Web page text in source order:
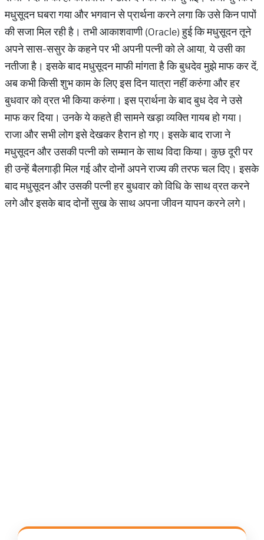
मधुसूदन घबरा गया और भगवान से प्रार्थना करने लगा कि उसे किन पापों
की सजा मिल रही है। तभी आकाशवाणी (Oracle) हुई कि मधुसूदन तूने
अपने सास-ससुर के कहने पर भी अपनी पत्नी को ले आया, ये उसी का
नतीजा है। इसके बाद मधुसूदन माफी मांगता है कि बुधदेव मुझे माफ कर दें,
अब कभी किसी शुभ काम के लिए इस दिन यात्रा नहीं करुंगा और हर
बुधवार को व्रत भी किया करुंगा। इस प्रार्थना के बाद बुध देव ने उसे
माफ कर दिया। उनके ये कहते ही सामने खड़ा व्यक्ति गायब हो गया।
राजा और सभी लोग इसे देखकर हैरान हो गए। इसके बाद राजा ने
मधुसूदन और उसकी पत्नी को सम्मान के साथ विदा किया। कुछ दूरी पर
ही उन्हें बैलगाड़ी मिल गई और दोनों अपने राज्य की तरफ चल दिए। इसके
बाद मधुसूदन और उसकी पत्नी हर बुधवार को विधि के साथ व्रत करने
लगे और इसके बाद दोनों सुख के साथ अपना जीवन यापन करने लगे।